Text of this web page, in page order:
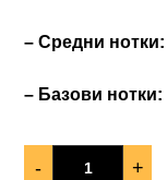
– Средни нотки:
– Базови нотки:
- +